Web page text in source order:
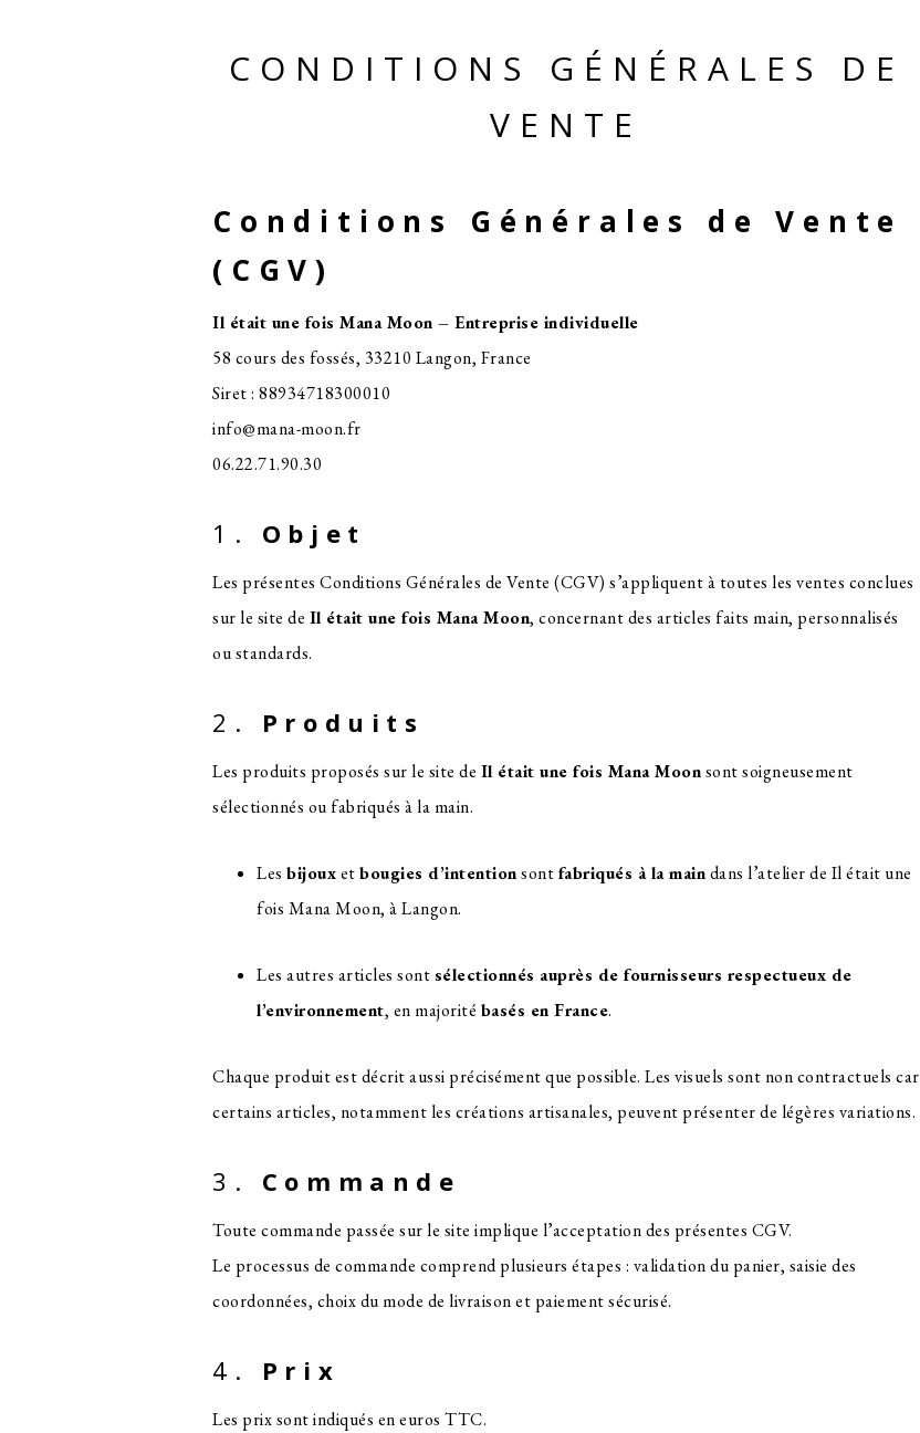
CONDITIONS GÉNÉRALES DE
VENTE
Conditions Générales de Vente
(CGV)
Il était une fois Mana Moon – Entreprise individuelle
58 cours des fossés, 33210 Langon, France
Siret : 88934718300010
info@mana-moon.fr
06.22.71.90.30
1. Objet
Les présentes Conditions Générales de Vente (CGV) s’appliquent à toutes les ventes conclues
sur le site de Il était une fois Mana Moon, concernant des articles faits main, personnalisés
ou standards.
2. Produits
Les produits proposés sur le site de Il était une fois Mana Moonsont soigneusement
sélectionnés ou fabriqués à la main.
Les bijouxetbougies d’intentionsontfabriqués à la maindans l’atelier de Il était une
fois Mana Moon, à Langon.
Les autres articles sontsélectionnés auprès de fournisseurs respectueux de
l’environnement, en majorité basés en France.
Chaque produit est décrit aussi précisément que possible. Les visuels sont non contractuels car
certains articles, notamment les créations artisanales, peuvent présenter de légères variations.
3. Commande
Toute commande passée sur le site implique l’acceptation des présentes CGV.
Le processus de commande comprend plusieurs étapes : validation du panier, saisie des
coordonnées, choix du mode de livraison et paiement sécurisé.
4. Prix
Les prix sont indiqués en euros TTC.